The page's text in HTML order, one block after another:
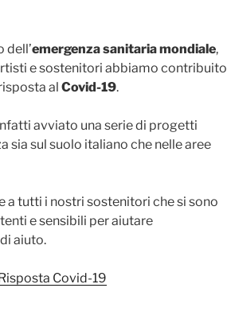
dell’emergenza sanitaria mondiale,
e sostenitori abbiamo contribuito
al Covid-19.
avviato una serie di progetti
sia sul suolo italiano che nelle aree
a tutti i nostri sostenitori che si sono
e sensibili per aiutare
aiuto.
Covid-19